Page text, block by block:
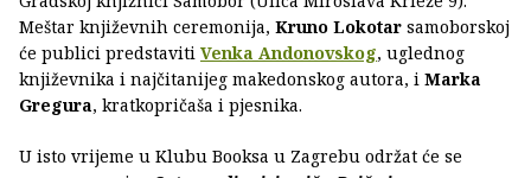
Meštar književnih ceremonija, Kruno Lokotar samoborskoj
će publici predstaviti Venka Andonovskog, uglednog
književnika i najčitanijeg makedonskog autora, i Marka
Gregura, kratkopričaša i pjesnika.
U isto vrijeme u Klubu Booksa u Zagrebu održat će se